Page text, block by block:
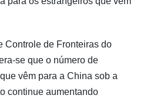
Controle de Fronteiras do
se que o número de
vêm para a China sob a
continue aumentando